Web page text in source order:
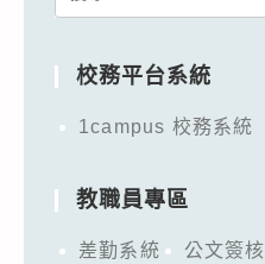
校務平台系統
1campus 校務系統
教職員專區
差勤系統 公文簽核